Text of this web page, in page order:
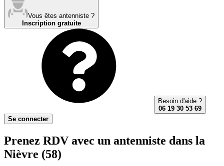
Vous êtes antenniste ?
Inscription gratuite
Besoin d'aide ?
06 19 30 53 69
Se connecter
Prenez RDV avec un antenniste dans la
Nièvre (58)